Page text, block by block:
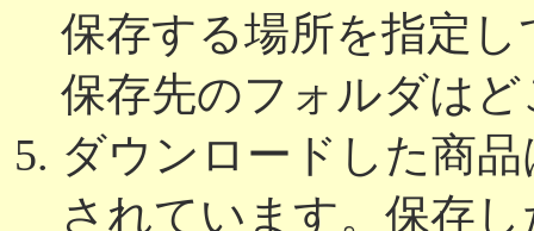
保存する場所を指定し
保存先のフォルダは
ダウンロードした商
されています。保存